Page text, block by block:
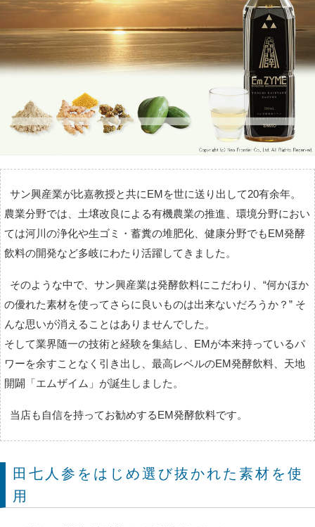
サン興産業が比嘉教授と共にEMを世に送り出して20有余年。
農業分野では、土壌改良による有機農業の推進、環境分野におい
ては河川の浄化や生ゴミ・蓄糞の堆肥化、健康分野でもEM発酵
飲料の開発など多岐にわたり活躍してきました。
そのような中で、サン興産業は発酵飲料にこだわり、“何かほか
の優れた素材を使ってさらに良いものは出来ないだろうか？” そ
んな思いが消えることはありませんでした。
そして業界随一の技術と経験を集結し、EMが本来持っているパ
ワーを余すことなく引き出し、最高レベルのEM発酵飲料、天地
開闢「エムザイム」が誕生しました。
当店も自信を持ってお勧めするEM発酵飲料です。
田七人参をはじめ選び抜かれた素材を使
用